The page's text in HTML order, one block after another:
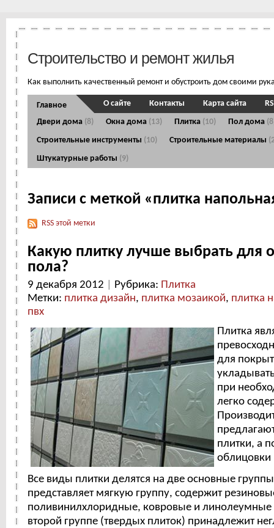
Строительство и ремонт жилья
Как выполнить качественный ремонт и обустроить дом своими
Главное
Двери дома (8) Окна дома (13) Плитка (10) Пол дома
Строительные инструменты (10) Строительные материалы
Штукатурные работы (9)
О сайте Контакты Карта сайта
Записи с меткой «плитка
RSS этой метки
Какую плитку лучше выбрать для
пола?
9 декабря 2012 Рубрика: Плитка
Метки: плитка дизайн, плитка мозаикой, плитка
пвх
Плитка
для
при
легко
плитки, а
Все виды плитки делятся на две основные
представляет мягкую группу, содержит
поливинилхлоридные, ковровые и линолеумные
второй группе (твердых плиток) принадлежит